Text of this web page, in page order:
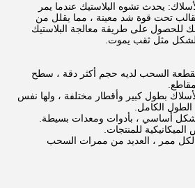
يحدث تشوه البلاستيك عندما يمر
تحت قوة شد معينة ، مما يقلل من
للحصول على طريقة معالجة البلاستيك
مثل ثقب يموت.
السحب لديه حجم أكثر دقة ، سطح
بطول كبير وأقطار مختلفة ، ولها نفس
الكامل.
لكل ممر ، العديد من ممرات السحب